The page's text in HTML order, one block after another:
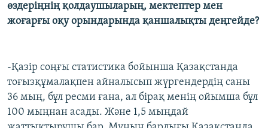
өздеріңнің қолдаушыларың, мектептер мен
жоғарғы оқу орындарында қаншалықты деңгейде?
-Қазір соңғы статистика бойынша Қазақстанда
тоғызқұмалақпен айналысып жүргендердің саны
36 мың, бұл ресми ғана, ал бірақ менің ойымша бұл
100 мыңнан асады. Және 1,5 мыңдай